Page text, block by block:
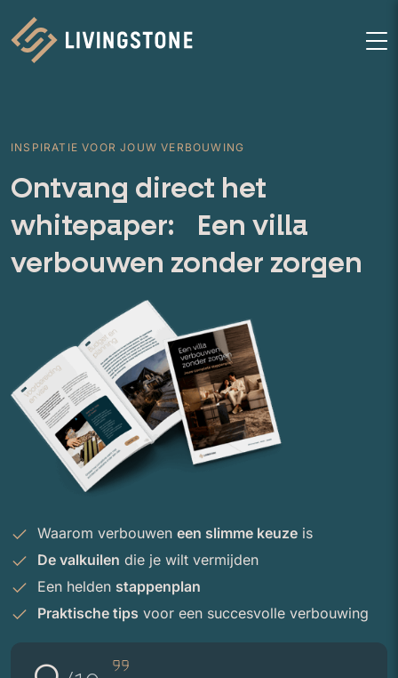
Homepage
INSPIRATIE VOOR JOUW VERBOUWING
Ontvang direct het
whitepaper: Een villa
verbouwen zonder zorgen
Waarom verbouwen een slimme keuze is
De valkuilen die je wilt vermijden
Een helden stappenplan
Praktische tips voor een succesvolle verbouwing